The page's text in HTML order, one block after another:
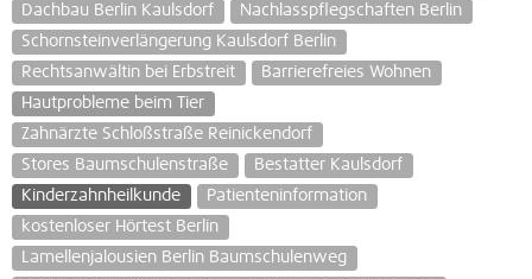
Dachbau Berlin Kaulsdorf
Nachlasspflegschaften Berlin
Schornsteinverlängerung Kaulsdorf Berlin
Rechtsanwältin bei Erbstreit
Barrierefreies Wohnen
Hautprobleme beim Tier
Zahnärzte Schloßstraße Reinickendorf
Stores Baumschulenstraße
Bestatter Kaulsdorf
Kinderzahnheilkunde
Patienteninformation
kostenloser Hörtest Berlin
Lamellenjalousien Berlin Baumschulenweg